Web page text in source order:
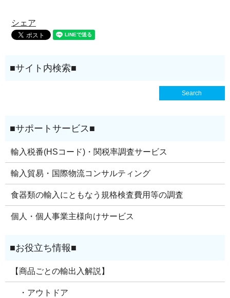
シェア
輸入税番(HSコード)・関税率調査サービス
輸入貿易・国際物流コンサルティング
食器類の輸入にともなう規格検査費用等の調査
個人・個人事業主様向けサービス
【商品ごとの輸出入解説】
・アウトドア